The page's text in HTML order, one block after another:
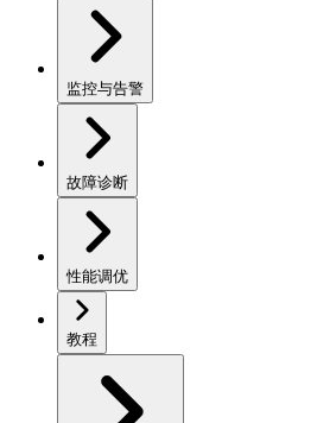
监控与告警
故障诊断
性能调优
教程